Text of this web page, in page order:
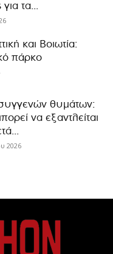
για τα...
και Βοιωτία:
πάρκο
θυμάτων:
να εξαντλείται
2026